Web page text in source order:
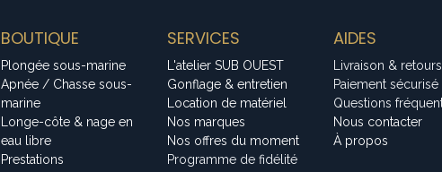
BOUTIQUE
Plongée sous-marine
Apnée / Chasse sous-
marine
Longe-côte & nage en
eau libre
Prestations
SERVICES
L'atelier SUB OUEST
Gonflage & entretien
Location de matériel
Nos marques
Nos offres du moment
Programme de fidélité
AIDES
Livraison & retours
Paiement sécurisé
Questions
Nous contacter
À propos